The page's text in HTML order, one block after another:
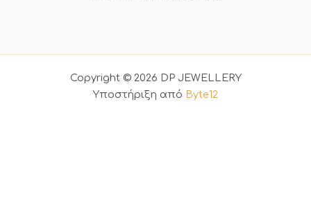
Copyright © 2026 DP JEWELLERY
Υποστήριξη από Byte12